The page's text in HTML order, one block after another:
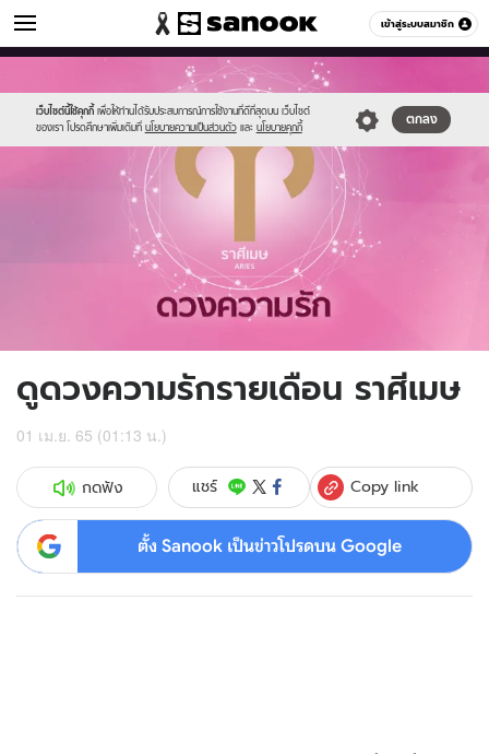
เข้าสู่ระบบสมาชิก
ดูดวง หมวดอื่นๆ
เว็บไซต์นี้ใช้คุกกี้ เพื่อให้ท่านได้รับประสบการณ์การใช้งานที่ดีที่สุดบน เว็บไซต์
ของเรา โปรดศึกษาเพิ่มเติมที่ นโยบายความเป็นส่วนตัว และ นโยบายคุกกี้
ตกลง
//s.isanook.com/sr/0/images/logo-
new-
sanook.png
//s.isanook.com/ho/0/ud/fxd/love/aries.png
ดูดวงความรักรายเดือน ราศีเมษ
01 เม.ย. 65 (01:13 น.)
กดฟัง แชร์ Copy link
ตั้ง Sanook เป็นข่าวโปรดบน Google